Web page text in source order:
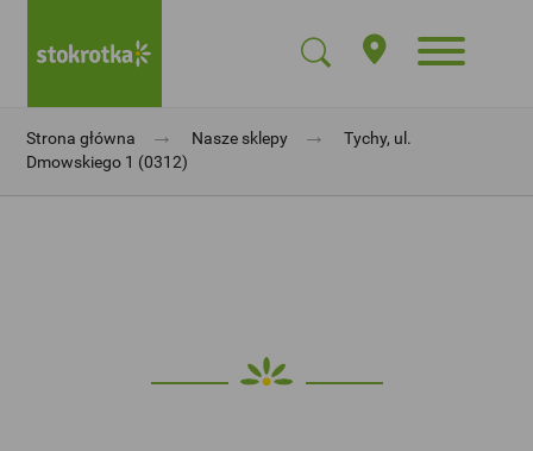
Strona główna → Nasze sklepy →
Tychy, ul.
Dmowskiego 1 (0312)